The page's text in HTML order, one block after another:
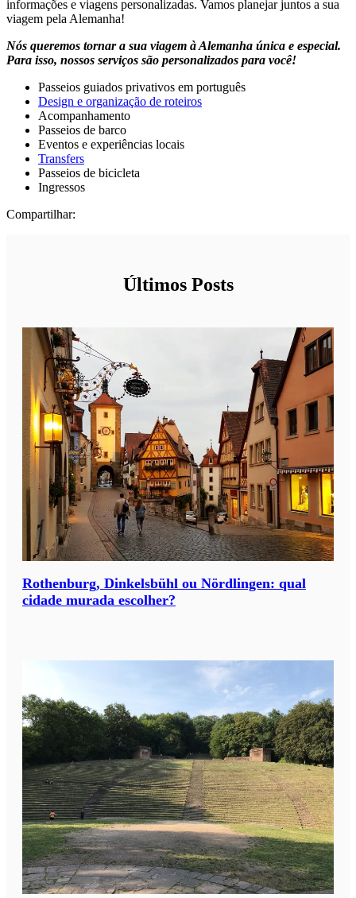
informações e viagens personalizadas. Vamos planejar juntos a sua
viagem pela Alemanha!
Nós queremos tornar a sua viagem à Alemanha única e especial.
Para isso, nossos serviços são personalizados para você!
Passeios guiados privativos em português
Design e organização de roteiros
Acompanhamento
Passeios de barco
Eventos e experiências locais
Transfers
Passeios de bicicleta
Ingressos
Compartilhar:
Últimos Posts
Rothenburg, Dinkelsbühl ou Nördlingen: qual
cidade murada escolher?